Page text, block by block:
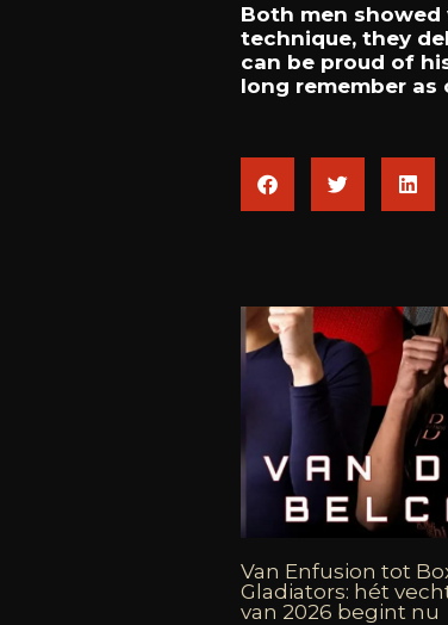
Both men
technique, they
can be proud of
long remember
Van Enfusion tot
Gladiators: hét
van 2026 begint nu